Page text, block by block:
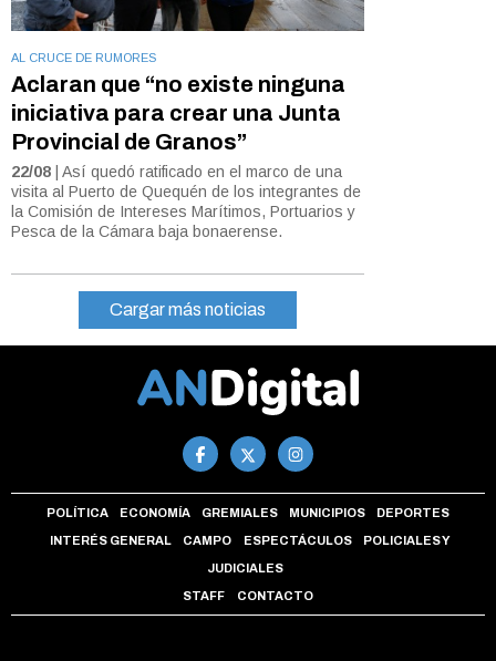
AL CRUCE DE RUMORES
Aclaran que “no existe ninguna
iniciativa para crear una Junta
Provincial de Granos”
22/08 | Así quedó ratificado en el marco de una
visita al Puerto de Quequén de los integrantes de
la Comisión de Intereses Marítimos, Portuarios y
Pesca de la Cámara baja bonaerense.
Cargar más noticias
POLÍTICA ECONOMÍA GREMIALES MUNICIPIOS DEPORTES
INTERÉS GENERAL CAMPO ESPECTÁCULOS POLICIALES Y
JUDICIALES
STAFF CONTACTO